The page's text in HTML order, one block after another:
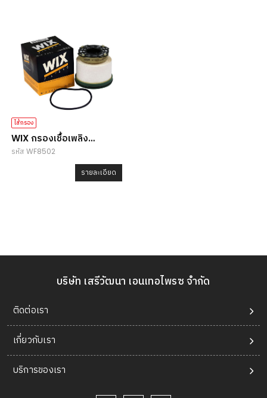
ไส้กรอง
WIX กรองเชื้อเพลิง
WF8502
รหัส WF8502
รายละเอียด
บริษัท เสรีวัฒนา เอนเทอไพรซ จำกัด
ติดต่อเรา
เกี่ยวกับเรา
บริการของเรา